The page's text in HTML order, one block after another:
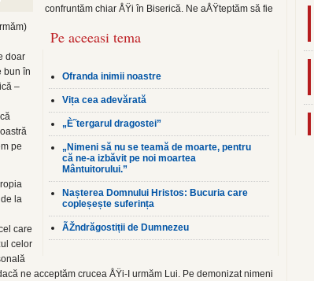
Pe aceeasi tema
Ofranda inimii noastre
Vița cea adevărată
„È˜tergarul dragostei”
„Nimeni să nu se teamă de moarte, pentru
că ne-a izbăvit pe noi moartea
Mântuitorului.”
Nașterea Domnului Hristos: Bucuria care
copleșește suferința
ÃŽndrăgostiții de Dumnezeu
confruntăm chiar ÅŸi în Biserică. Ne aÅŸteptăm să fie
doar
bun în
–
pe
la
care
celor
ne acceptăm crucea ÅŸi-I urmăm Lui. Pe demonizat nimeni